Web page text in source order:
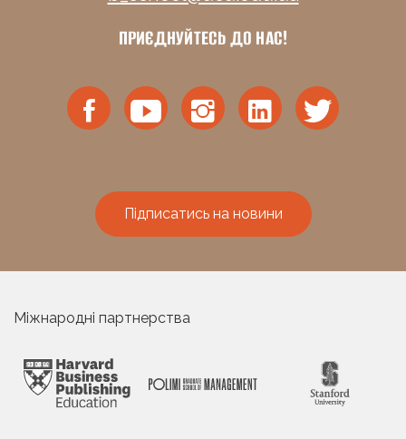
ПРИЄДНУЙТЕСЬ ДО НАС!
Підписатись на новини
Міжнародні партнерства